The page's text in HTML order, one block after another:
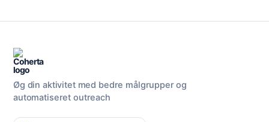
Øg din aktivitet med bedre målgrupper og
automatiseret outreach